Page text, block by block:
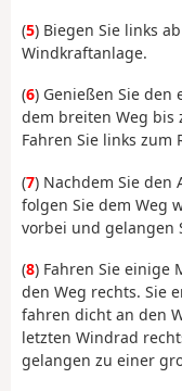
(5) Biegen Sie links
Windkraftanlage.
(6) Genießen Sie den
dem breiten Weg bis
Fahren Sie links zum
(7) Nachdem Sie den
folgen Sie dem Weg
vorbei und gelangen
(8) Fahren Sie einige
den Weg rechts. Sie
fahren dicht an den
letzten Windrad
gelangen zu einer